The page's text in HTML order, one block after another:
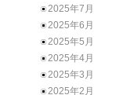
2025年7月
2025年6月
2025年5月
2025年4月
2025年3月
2025年2月